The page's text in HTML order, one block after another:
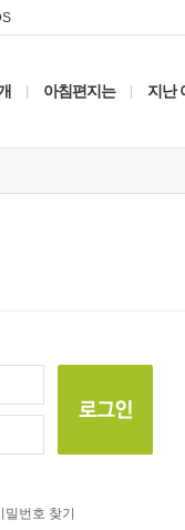
아침편지는 지난
밀번호 찾기